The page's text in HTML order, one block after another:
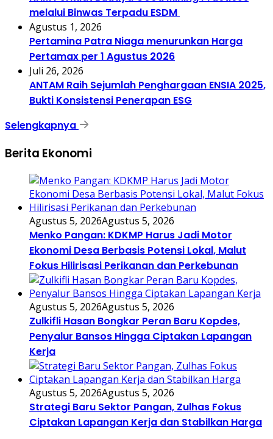
melalui Binwas Terpadu ESDM
Agustus 1, 2026
Pertamina Patra Niaga menurunkan Harga
Pertamax per 1 Agustus 2026
Juli 26, 2026
ANTAM Raih Sejumlah Penghargaan ENSIA 2025,
Bukti Konsistensi Penerapan ESG
Selengkapnya
Berita Ekonomi
Agustus 5, 2026Agustus 5, 2026
Menko Pangan: KDKMP Harus Jadi Motor
Ekonomi Desa Berbasis Potensi Lokal, Malut
Fokus Hilirisasi Perikanan dan Perkebunan
Agustus 5, 2026Agustus 5, 2026
Zulkifli Hasan Bongkar Peran Baru Kopdes,
Penyalur Bansos Hingga Ciptakan Lapangan
Kerja
Agustus 5, 2026Agustus 5, 2026
Strategi Baru Sektor Pangan, Zulhas Fokus
Ciptakan Lapangan Kerja dan Stabilkan Harga